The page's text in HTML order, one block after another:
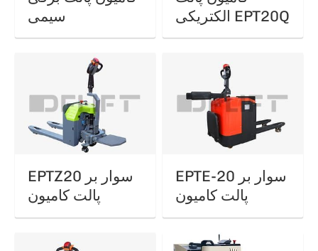
سیمی
الکتریکی EPT20Q
EPTZ20 سوار بر
پالت کامیون
EPTE-20 سوار بر
پالت کامیون